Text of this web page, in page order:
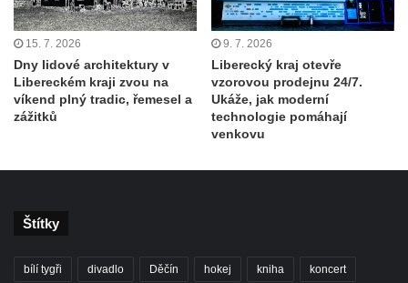
15. 7. 2026
Dny lidové architektury v
Libereckém kraji zvou na
víkend plný tradic, řemesel a
zážitků
9. 7. 2026
Liberecký kraj otevře
vzorovou prodejnu 24/7.
Ukáže, jak moderní
technologie pomáhají
venkovu
Štítky
bílí tygři divadlo Děčín hokej kniha koncert